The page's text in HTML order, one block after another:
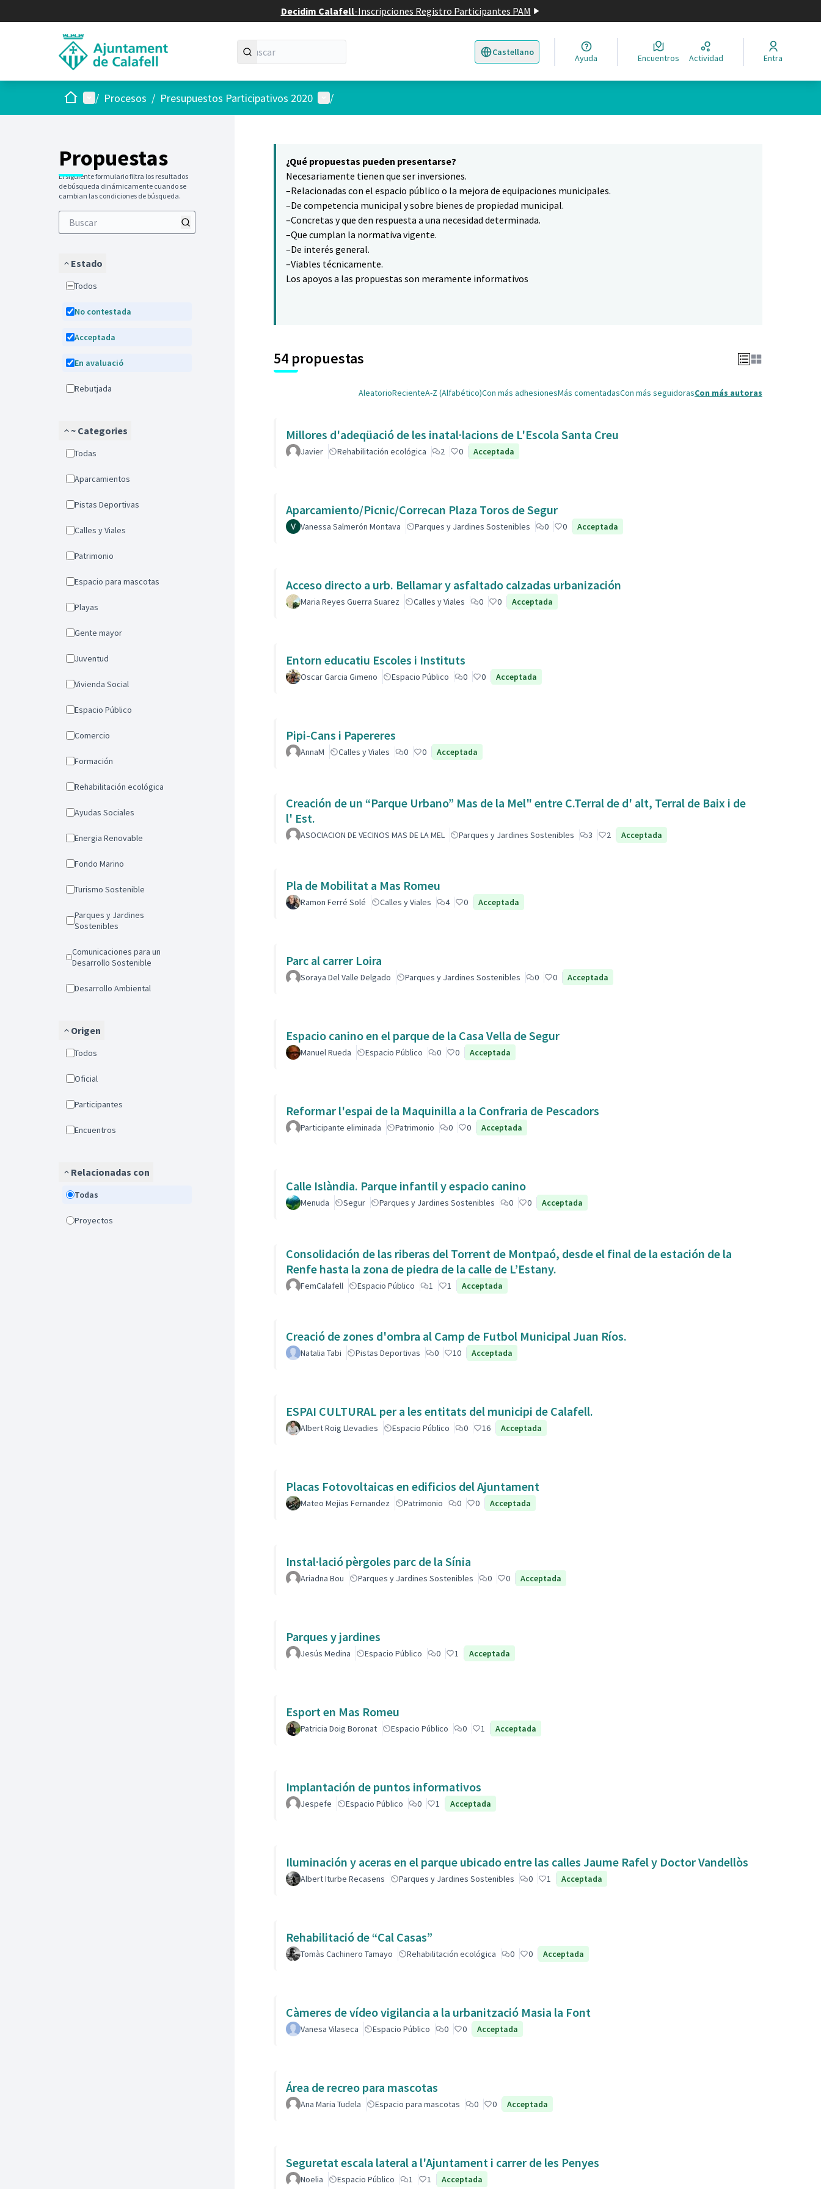
Decidim Calafell-Inscripciones Registro Participantes PAM
Castellano
Triar la llengua Elegir el idioma
Ayuda Encuentros Actividad Entra
InicioMenú principal
/ Procesos / Presupuestos Participativos 2020 Menú de usuario
/
Propuestas
El siguiente formulario filtra los resultados
de búsqueda dinámicamente cuando se
cambian las condiciones de búsqueda.
Estado
Todos
No contestada
Acceptada
En avaluació
Rebutjada
~ Categories
Todas
Aparcamientos
Pistas Deportivas
Calles y Viales
Patrimonio
Espacio para mascotas
Playas
Gente mayor
Juventud
Vivienda Social
Espacio Público
Comercio
Formación
Rehabilitación ecológica
Ayudas Sociales
Energia Renovable
Fondo Marino
Turismo Sostenible
Parques y Jardines
Sostenibles
Comunicaciones para un
Desarrollo Sostenible
Desarrollo Ambiental
Origen
Todos
Oficial
Participantes
Encuentros
Relacionadas con
Todas
Proyectos
10
¿Qué propuestas pueden presentarse?
Necesariamente tienen que ser inversiones.
–Relacionadas con el espacio público o la mejora de equipaciones municipales.
–De competencia municipal y sobre bienes de propiedad municipal.
–Concretas y que den respuesta a una necesidad determinada.
–Que cumplan la normativa vigente.
–De interés general.
–Viables técnicamente.
Los apoyos a las propuestas son meramente informativos
54 propuestas
AleatorioRecienteA-Z (Alfabético)Con más adhesionesMás comentadasCon más seguidorasCon más autoras
Millores d'adeqüació de les inatal·lacions de L'Escola Santa Creu
Javier Rehabilitación ecológica 2 0 Acceptada
Aparcamiento/Picnic/Correcan Plaza Toros de Segur
Vanessa Salmerón Montava Parques y Jardines Sostenibles 0 0 Acceptada
Acceso directo a urb. Bellamar y asfaltado calzadas urbanización
Maria Reyes Guerra Suarez Calles y Viales 0 0 Acceptada
Entorn educatiu Escoles i Instituts
Oscar Garcia Gimeno Espacio Público 0 0 Acceptada
Pipi-Cans i Papereres
AnnaM Calles y Viales 0 0 Acceptada
Creación de un “Parque Urbano” Mas de la Mel" entre C.Terral de d' alt, Terral de Baix i de
l' Est.
ASOCIACION DE VECINOS MAS DE LA MEL Parques y Jardines Sostenibles 3 2 Acceptada
Pla de Mobilitat a Mas Romeu
Ramon Ferré Solé Calles y Viales 4 0 Acceptada
Parc al carrer Loira
Soraya Del Valle Delgado Parques y Jardines Sostenibles 0 0 Acceptada
Espacio canino en el parque de la Casa Vella de Segur
Manuel Rueda Espacio Público 0 0 Acceptada
Reformar l'espai de la Maquinilla a la Confraria de Pescadors
Participante eliminada Patrimonio 0 0 Acceptada
Calle Islàndia. Parque infantil y espacio canino
Menuda Segur Parques y Jardines Sostenibles 0 0 Acceptada
Consolidación de las riberas del Torrent de Montpaó, desde el final de la estación de la
Renfe hasta la zona de piedra de la calle de L’Estany.
FemCalafell Espacio Público 1 1 Acceptada
Creació de zones d'ombra al Camp de Futbol Municipal Juan Ríos.
Natalia Tabi Pistas Deportivas 0 10 Acceptada
ESPAI CULTURAL per a les entitats del municipi de Calafell.
Albert Roig Llevadies Espacio Público 0 16 Acceptada
Placas Fotovoltaicas en edificios del Ajuntament
Mateo Mejias Fernandez Patrimonio 0 0 Acceptada
Instal·lació pèrgoles parc de la Sínia
Ariadna Bou Parques y Jardines Sostenibles 0 0 Acceptada
Parques y jardines
Jesús Medina Espacio Público 0 1 Acceptada
Esport en Mas Romeu
Patricia Doig Boronat Espacio Público 0 1 Acceptada
Implantación de puntos informativos
Jespefe Espacio Público 0 1 Acceptada
Iluminación y aceras en el parque ubicado entre las calles Jaume Rafel y Doctor Vandellòs
Albert Iturbe Recasens Parques y Jardines Sostenibles 0 1 Acceptada
Rehabilitació de “Cal Casas”
Tomàs Cachinero Tamayo Rehabilitación ecológica 0 0 Acceptada
Càmeres de vídeo vigilancia a la urbanització Masia la Font
Vanesa Vilaseca Espacio Público 0 0 Acceptada
Área de recreo para mascotas
Ana Maria Tudela Espacio para mascotas 0 0 Acceptada
Seguretat escala lateral a l'Ajuntament i carrer de les Penyes
Noelia Espacio Público 1 1 Acceptada